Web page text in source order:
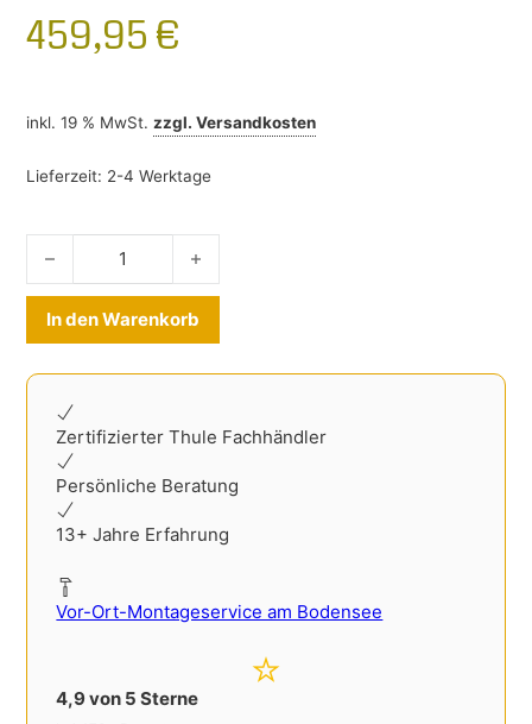
459,95 €
inkl. 19 % MwSt. zzgl.Versandkosten
Lieferzeit: 2-4 Werktage
Heckklappenfahrradträger Honda Civic 2017-2022 Menge
In den Warenkorb
Zertifizierter Thule Fachhändler
Persönliche Beratung
13+ Jahre Erfahrung
Vor-Ort-Montageservice am Bodensee
4,9 von 5 Sterne